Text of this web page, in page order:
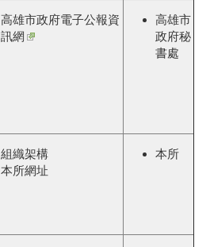
高雄市政府電子公報資
訊網
高雄市
政府秘
書處
組織架構
本所網址
本所